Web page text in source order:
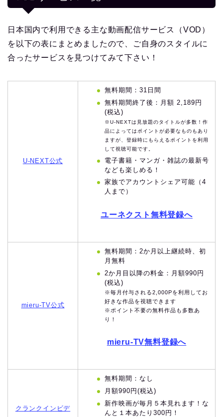
日本国内で利用できる主な動画配信サービス（VOD）
を以下の表にまとめましたので、ご自身のスタイルに
合ったサービスを見つけてみて下さい！
U-NEXT公式
無料期間：31日間
無料期間終了後：月額 2,189円
(税込)
※U-NEXTは見放題のタイトルが多数！作
品によってはポイントが必要なものもあり
ますが、登録時にもらえるポイントを利用
して視聴可能です。
電子書籍・マンガ・雑誌の最新号
なども楽しめる！
家族でアカウントシェア可能（4
人まで）
ユーネクスト無料登録へ
mieru-TV公式
無料期間：2か月以上継続時、初
月無料
2か月目以降の料金：月額990円
(税込)
※毎月付与される2,000Pを利用してお
好きな作品を視聴できます
※ポイント不要の無料作品も多数あ
り！
mieru-TV無料登録へ
クランクインビデ
無料期間：なし
月額990円(税込)
新作映画が毎月５本見れます！な
んと１本あたり300円！